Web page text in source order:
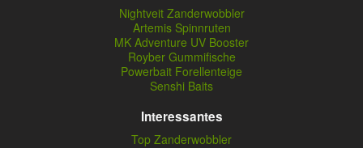
Nightveit Zanderwobbler
Artemis Spinnruten
MK Adventure UV Booster
Royber Gummifische
Powerbait Forellenteige
Senshi Baits
Interessantes
Top Zanderwobbler